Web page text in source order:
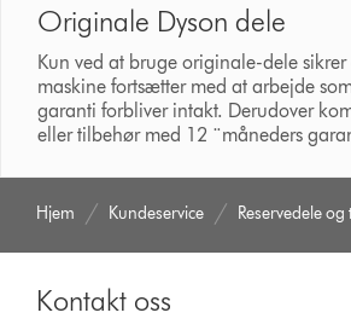
Originale Dyson dele
Kun ved at bruge originale-dele
maskine fortsætter med at arbejde
garanti forbliver intakt. Derudover
eller tilbehør med 12 ¨måneders
Hjem Kundeservice Reservedele
Kontakt oss